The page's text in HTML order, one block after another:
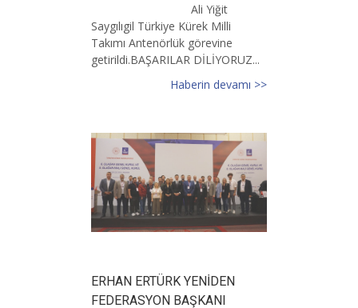
Ali Yiğit
Saygılıgil Türkiye Kürek Milli
Takımı Antenörlük görevine
getirildi.BAŞARILAR DİLİYORUZ...
Haberin devamı >>
ERHAN ERTÜRK YENİDEN
FEDERASYON BAŞKANI